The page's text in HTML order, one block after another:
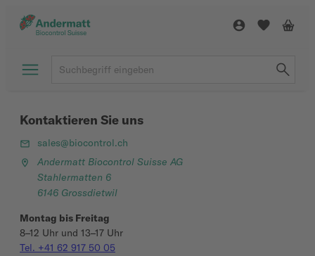
Kontaktieren Sie uns
sales@biocontrol.ch
Andermatt Biocontrol Suisse AG
Stahlermatten 6
6146 Grossdietwil
Montag bis Freitag
8–12 Uhr und 13–17 Uhr
Tel. +41 62 917 50 05